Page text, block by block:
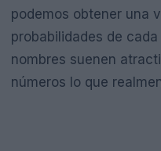
podemos obtener una
probabilidades de
nombres suenen
números lo que